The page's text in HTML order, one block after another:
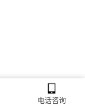
电话咨询